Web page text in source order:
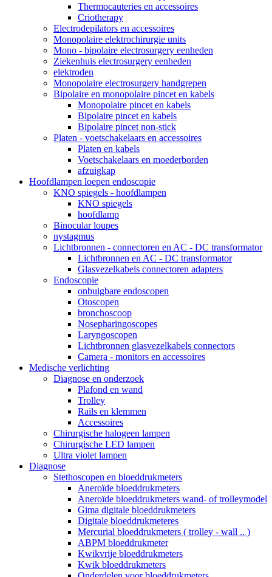
Thermocauteries en accessoires
Criotherapy
Electrodepilators en accessoires
Monopolaire elektrochirurgie units
Mono - bipolaire electrosurgery eenheden
Ziekenhuis electrosurgery eenheden
elektroden
Monopolaire electrosurgery handgrepen
Bipolaire en monopolaire pincet en kabels
Monopolaire pincet en kabels
Bipolaire pincet en kabels
Bipolaire pincet non-stick
Platen - voetschakelaars en accessoires
Platen en kabels
Voetschakelaars en moederborden
afzuigkap
Hoofdlampen loepen endoscopie
KNO spiegels - hoofdlampen
KNO spiegels
hoofdlamp
Binocular loupes
nystagmus
Lichtbronnen - connectoren en AC - DC transformator
Lichtbronnen en AC - DC transformator
Glasvezelkabels connectoren adapters
Endoscopie
onbuigbare endoscopen
Otoscopen
bronchoscoop
Nosepharingoscopes
Laryngoscopen
Lichtbronnen glasvezelkabels connectors
Camera - monitors en accessoires
Medische verlichting
Diagnose en onderzoek
Plafond en wand
Trolley
Rails en klemmen
Accessoires
Chirurgische halogeen lampen
Chirurgische LED lampen
Ultra violet lampen
Diagnose
Stethoscopen en bloeddrukmeters
Aneroïde bloeddrukmeters
Aneroïde bloeddrukmeters wand- of trolleymodel
Gima digitale bloeddrukmeters
Digitale bloeddrukmeteres
Mercurial bloeddrukmeters ( trolley - wall .. )
ABPM bloeddrukmeter
Kwikvrije bloeddrukmeters
Kwik bloeddrukmeters